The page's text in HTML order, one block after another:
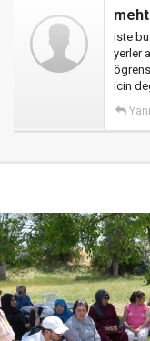
iste
yerler
icin